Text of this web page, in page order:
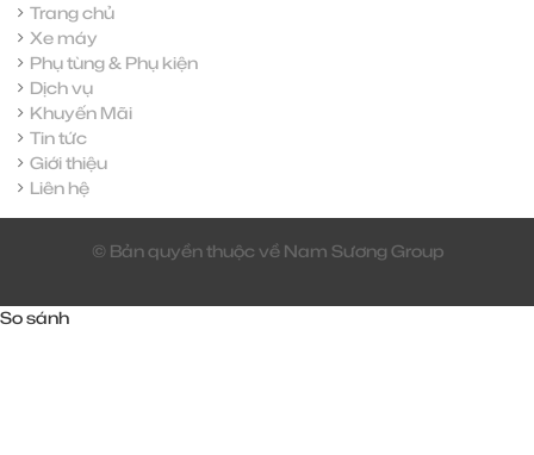
Trang chủ
Xe máy
Phụ tùng & Phụ kiện
Dịch vụ
Khuyến Mãi
Tin tức
Giới thiệu
Liên hệ
© Bản quyền thuộc về Nam Sương Group
So sánh